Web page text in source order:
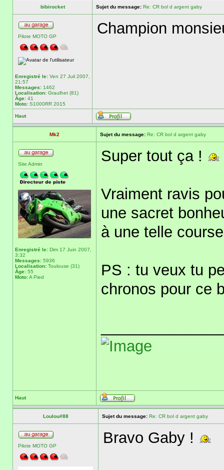
bibirocket Sujet du message: Re: CR bol d argent gaby
Pilote MOTO GP
Enregistré le: Ven 27 Juil 2007,
21:57
Messages: 1462
Localisation: Graulhet (81)
Âge: 41
Moto: S1000RR 2015
Champion
Haut
Mk2 Sujet du message: Re: CR bol d argent gaby
Site Admin
Enregistré le: Dim 17 Juin 2007,
3:32
Messages: 5936
Localisation: Toulouse (31)
Âge: 55
Moto:A Pied
Super tout ça !
Vraiment ravis
une sacret
à une telle
PS : tu veux tu
chronos pour ce
Haut
Loulou#88 Sujet du message: Re: CR bol d argent gaby
Pilote MOTO GP Bravo Gaby !